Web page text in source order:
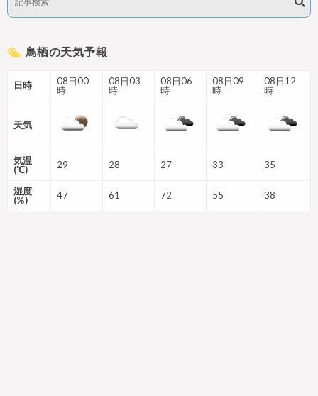
鳥栖の天気予報
日時
08日00
時
08日03
時
08日06
時
08日09
時
08日12
時
天気
気温
(℃)
29 28 27 33 35
湿度
(%)
47 61 72 55 38